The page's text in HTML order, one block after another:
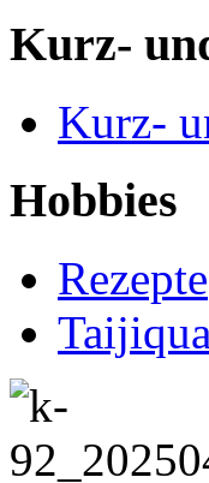
Kurz-
Kurz-
Hobbies
Rezepte